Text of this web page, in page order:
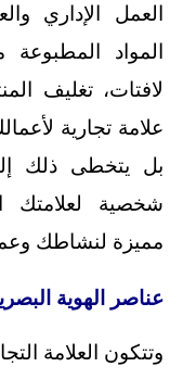
العمل الإداري
المواد
لافتات، تغليف
علامة تجارية
بل يتخطى ذلك
شخصية لعلامتك
مميزة لنشاطك
عناصر الهوية
وتتكون العلامة